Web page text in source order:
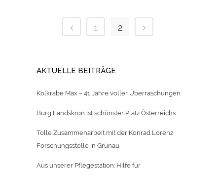
1 2
AKTUELLE BEITRÄGE
Kolkrabe Max – 41 Jahre voller Überraschungen
Burg Landskron ist schönster Platz Österreichs
Tolle Zusammenarbeit mit der Konrad Lorenz
Forschungsstelle in Grünau
Aus unserer Pflegestation: Hilfe für